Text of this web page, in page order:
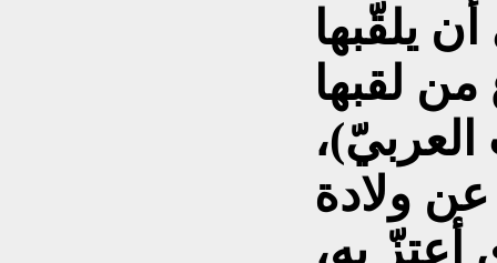
يلقّبها
لقبها
ولادة
أعتزّ به،